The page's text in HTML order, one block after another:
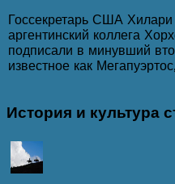
Госсекретарь США
аргентинский коллега
подписали в минувший
известное как
История и культура